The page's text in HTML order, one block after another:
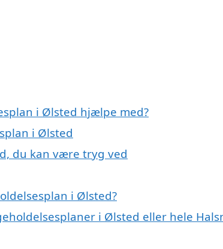
i Ølsted hjælpe med?
i Ølsted
du kan være tryg ved
i Ølsted?
i Ølsted eller hele